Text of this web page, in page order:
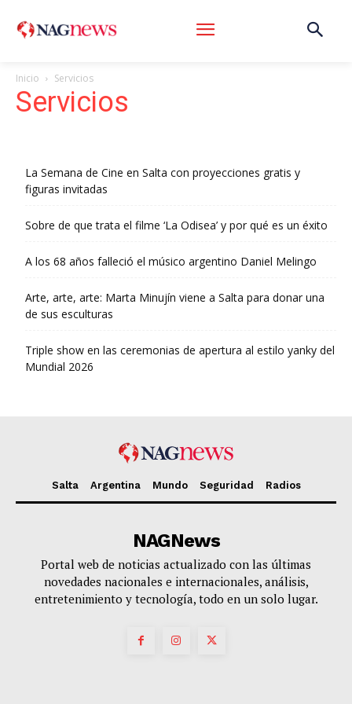
Inicio Servicios
Servicios
La Semana de Cine en Salta con proyecciones gratis y
figuras invitadas
Sobre de que trata el filme ‘La Odisea’ y por qué es un éxito
A los 68 años falleció el músico argentino Daniel Melingo
Arte, arte, arte: Marta Minujín viene a Salta para donar una
de sus esculturas
Triple show en las ceremonias de apertura al estilo yanky del
Mundial 2026
Salta Argentina Mundo Seguridad Radios
NAGNews
Portal web de noticias actualizado con las últimas
novedades nacionales e internacionales, análisis,
entretenimiento y tecnología, todo en un solo lugar.